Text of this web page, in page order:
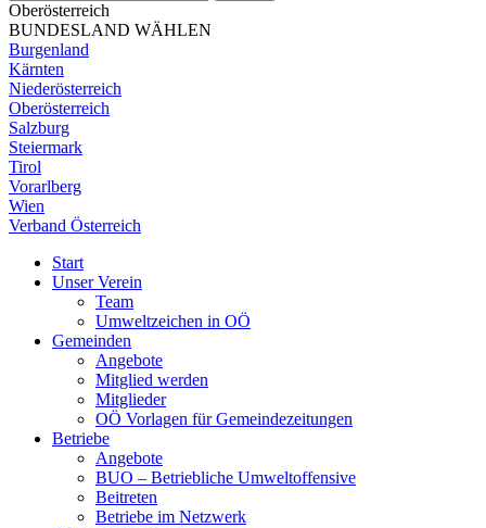
Oberösterreich
BUNDESLAND WÄHLEN
Burgenland
Kärnten
Niederösterreich
Oberösterreich
Salzburg
Steiermark
Tirol
Vorarlberg
Wien
Verband Österreich
Start
Unser Verein
Team
Umweltzeichen in OÖ
Gemeinden
Angebote
Mitglied werden
Mitglieder
OÖ Vorlagen für Gemeindezeitungen
Betriebe
Angebote
BUO – Betriebliche Umweltoffensive
Beitreten
Betriebe im Netzwerk